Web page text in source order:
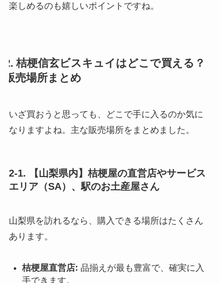
楽しめるのも嬉しいポイントですね。
2. 桔梗信玄ビスキュイはどこで買える？
販売場所まとめ
いざ買おうと思っても、どこで手に入るのか気に
なりますよね。主な販売場所をまとめました。
2-1. 【山梨県内】桔梗屋の直営店やサービス
エリア（SA）、駅のお土産屋さん
山梨県を訪れるなら、購入できる場所はたくさん
あります。
桔梗屋直営店: 品揃えが最も豊富で、確実に入
手できます。